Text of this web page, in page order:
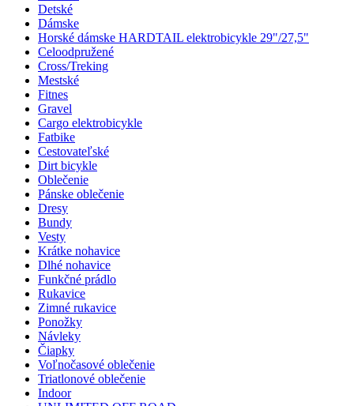
Detské
Dámske
Horské dámske HARDTAIL elektrobicykle 29"/27,5"
Celoodpružené
Cross/Treking
Mestské
Fitnes
Gravel
Cargo elektrobicykle
Fatbike
Cestovateľské
Dirt bicykle
Oblečenie
Pánske oblečenie
Dresy
Bundy
Vesty
Krátke nohavice
Dlhé nohavice
Funkčné prádlo
Rukavice
Zimné rukavice
Ponožky
Návleky
Čiapky
Voľnočasové oblečenie
Triatlonové oblečenie
Indoor